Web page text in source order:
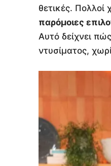
θετικές.
παρόμοιες
Αυτό δείχνει
ντυσίματος,